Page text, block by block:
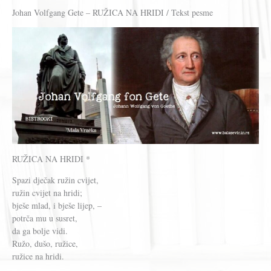
Johan Volfgang Gete – RUŽICA NA HRIDI / Tekst pesme
RUŽICA NA HRIDI *
Spazi dječak ružin cvijet,
ružin cvijet na hridi;
bješe mlad, i bješe lijep, –
potrča mu u susret,
da ga bolje vidi.
Ružo, dušo, ružice,
ružice na hridi.